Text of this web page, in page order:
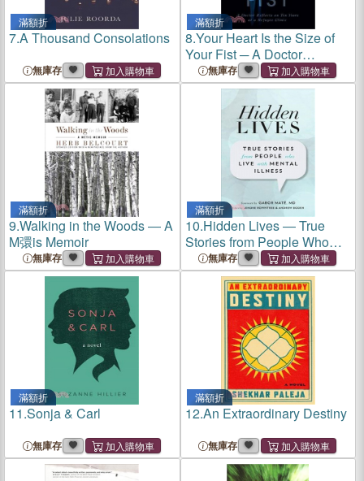
滿額折
7.A Thousand Consolations
無庫存
滿額折
8.Your Heart Is the Size of
Your Fist ─ A Doctor
Reflects on Ten Years at a
Refugee Clinic
無庫存
滿額折
9.Walking in the Woods ― A
M彋is Memoir
無庫存
滿額折
10.Hidden Lives ― True
Stories from People Who
Live With Mental Illness
無庫存
滿額折
11.Sonja & Carl
無庫存
滿額折
12.An Extraordinary Destiny
無庫存